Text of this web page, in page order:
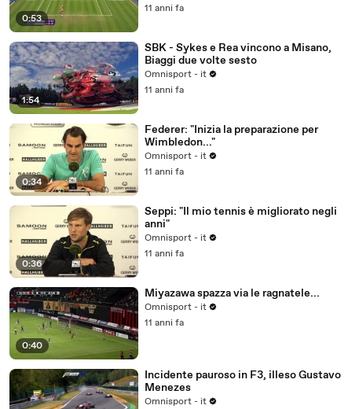
0:53
11 anni fa
1:54
SBK - Sykes e Rea vincono a Misano,
Biaggi due volte sesto
Omnisport - it
11 anni fa
0:34
Federer: "Inizia la preparazione per
Wimbledon..."
Omnisport - it
11 anni fa
0:36
Seppi: "Il mio tennis è migliorato negli
anni"
Omnisport - it
11 anni fa
0:40
Miyazawa spazza via le ragnatele...
Omnisport - it
11 anni fa
Incidente pauroso in F3, illeso Gustavo
Menezes
Omnisport - it